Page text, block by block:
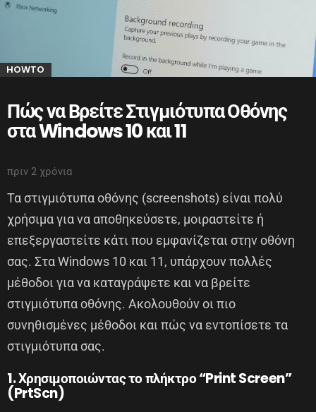
HOWTO
Πώς να Βρείτε Στιγμιότυπα Οθόνης
στα Windows 10 και 11
πριν 2 χρόνια
Τα στιγμιότυπα οθόνης (screenshots) είναι πολύ
χρήσιμα για να αποθηκεύσετε, μοιραστείτε ή
επεξεργαστείτε κάτι που εμφανίζεται στην οθόνη
σας. Στα Windows 10 και 11, υπάρχουν πολλές
μέθοδοι για να καταγράψετε και να βρείτε
στιγμιότυπα οθόνης. Ακολουθούν οι πιο
συνηθισμένες μέθοδοι και πώς να εντοπίσετε τα
στιγμιότυπα σας.
1. Χρησιμοποιώντας το πλήκτρο “Print Screen”
(PrtScn)